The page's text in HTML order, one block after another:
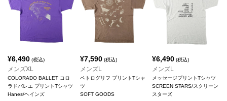
¥6,490 (税込)
メンズXL
COLORADO BALLET コロ
ラドバレエ プリントTシャツ
Hanes/ヘインズ
¥7,590(税込)
メンズL
ペトログリフ プリントTシャ
ツ
SOFT GOODS
¥6,490 (税込)
メンズL
メッセージプリントTシャツ
SCREEN STARS/スクリーン
スターズ